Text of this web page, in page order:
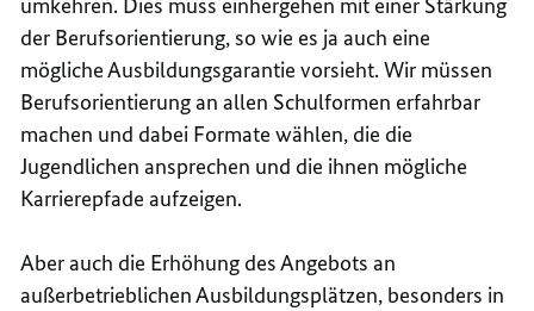
umkehren. Dies muss einhergehen mit einer Stärkung
der Berufsorientierung, so wie es ja auch eine
mögliche Ausbildungsgarantie vorsieht. Wir müssen
Berufsorientierung an allen Schulformen erfahrbar
machen und dabei Formate wählen, die die
Jugendlichen ansprechen und die ihnen mögliche
Karrierepfade aufzeigen.
Aber auch die Erhöhung des Angebots an
außerbetrieblichen Ausbildungsplätzen, besonders in